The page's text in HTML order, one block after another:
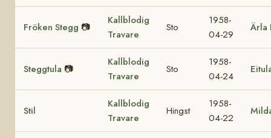
Fröken Stegg 📷
Kallblodig
Travare
Sto
1958-
04-29
Ärla
Steggtula 📷
Kallblodig
Travare
Sto
1958-
04-24
Stil
Kallblodig
Travare
Hingst
1958-
04-22